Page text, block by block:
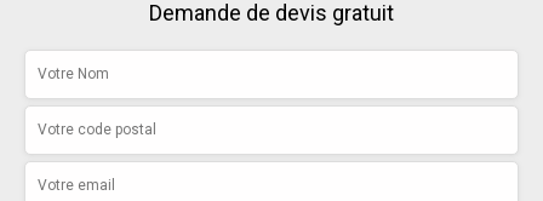
Demande de devis gratuit